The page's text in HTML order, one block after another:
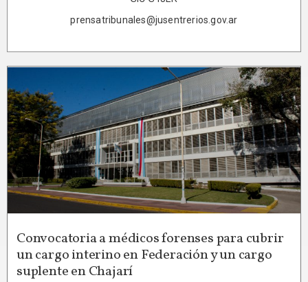
prensatribunales@jusentrerios.gov.ar
Convocatoria a médicos forenses para cubrir
un cargo interino en Federación y un cargo
suplente en Chajarí